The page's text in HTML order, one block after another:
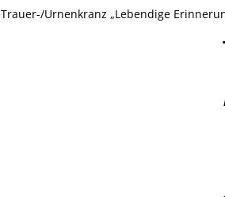
Trauer-/Urnenkranz „Lebendige